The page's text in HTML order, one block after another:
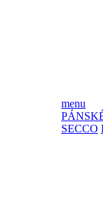
menu
SECCO